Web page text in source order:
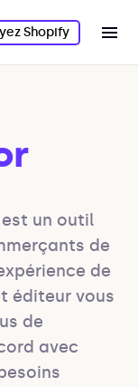
Shopify
un outil
de
de
éditeur vous
de
avec